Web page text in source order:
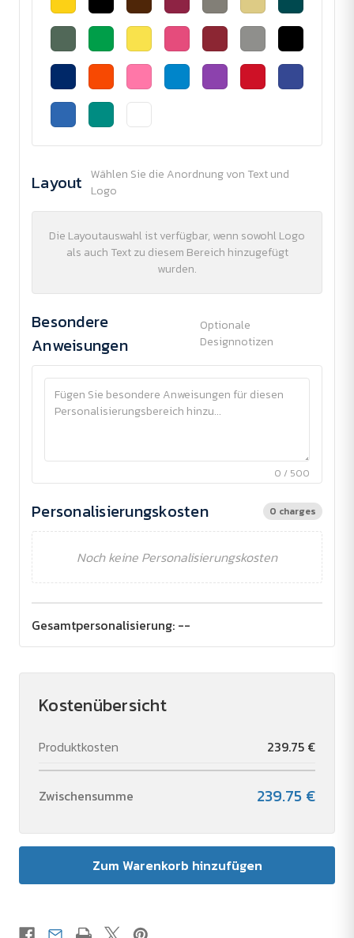
Layout Wählen Sie die Anordnung von Text und
Logo
Die Layoutauswahl ist verfügbar, wenn sowohl Logo
als auch Text zu diesem Bereich hinzugefügt
wurden.
Besondere
Anweisungen
Optionale
Designnotizen
0 / 500
Personalisierungskosten 0 charges
Noch keine Personalisierungskosten
Gesamtpersonalisierung: --
Kostenübersicht
Produktkosten 239.75 €
Zwischensumme 239.75 €